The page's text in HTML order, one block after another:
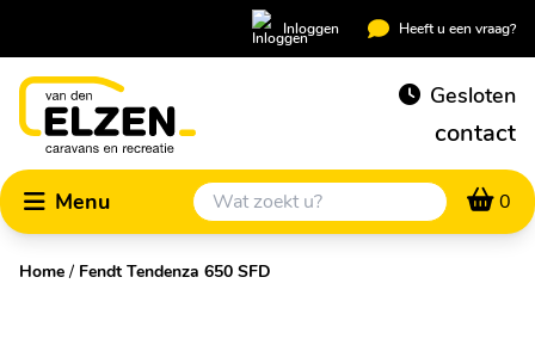
Inloggen Heeft u een vraag?
Gesloten
contact
Menu 0
Home / Fendt Tendenza 650 SFD